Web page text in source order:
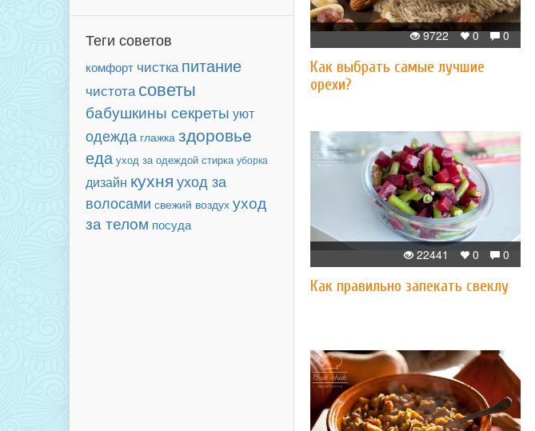
Теги советов
комфорт чистка питание
чистота советы
бабушкины секреты уют
одежда глажка здоровье
еда уход за одеждой стирка уборка
дизайн кухняуход за
волосами свежий воздух уход
за телом посуда
0
0
9722
Как выбрать самые лучшие
орехи?
0
0
22441
Как правильно запекать свеклу